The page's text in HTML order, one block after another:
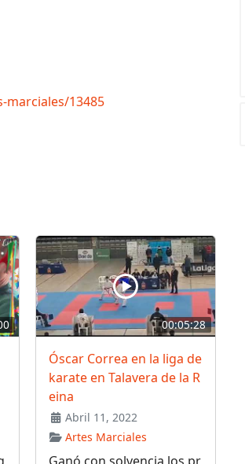
13485
00:05:28
Óscar Correa en la liga de
karate en Talavera de la R
eina
Abril 11, 2022
Artes Marciales